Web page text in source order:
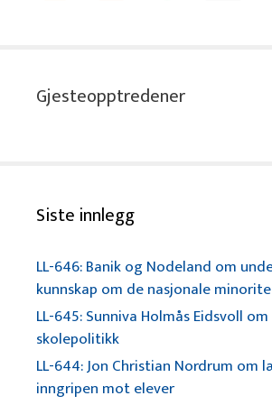
Gjesteopptredener
Siste innlegg
LL-646: Banik og Nodeland om
kunnskap om de nasjonale
LL-645: Sunniva Holmås Eidsvoll om
skolepolitikk
LL-644: Jon Christian Nordrum om
inngripen mot elever